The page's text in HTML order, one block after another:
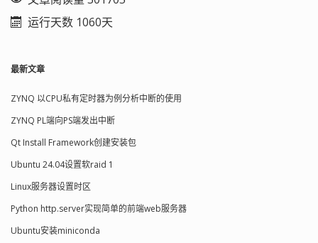
运行天数 1060天
最新文章
ZYNQ 以CPU私有定时器为例分析中断的使用
ZYNQ PL端向PS端发出中断
Qt Install Framework创建安装包
Ubuntu 24.04设置软raid 1
Linux服务器设置时区
Python http.server实现简单的前端web服务器
Ubuntu安装miniconda